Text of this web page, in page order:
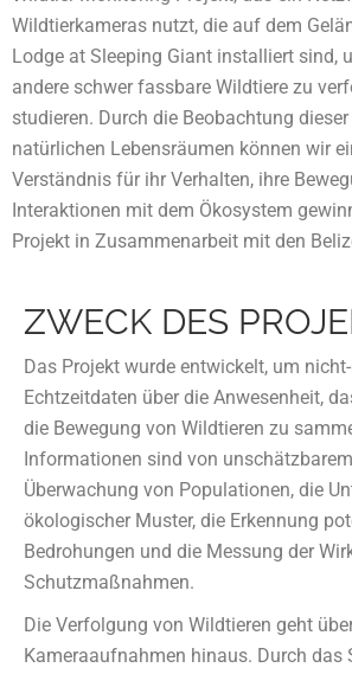
Wildtierkameras nutzt, die auf dem
Lodge at Sleeping Giant installiert sind,
andere schwer fassbare Wildtiere zu
studieren. Durch die Beobachtung
natürlichen Lebensräumen können wir
Verständnis für ihr Verhalten, ihre
Interaktionen mit dem Ökosystem
Projekt in Zusammenarbeit mit den
ZWECK DES
Das Projekt wurde entwickelt, um
Echtzeitdaten über die Anwesenheit,
die Bewegung von Wildtieren zu
Informationen sind von
Überwachung von Populationen, die
ökologischer Muster, die Erkennung
Bedrohungen und die Messung der
Schutzmaßnahmen.
Die Verfolgung von Wildtieren geht
Kameraaufnahmen hinaus. Durch das